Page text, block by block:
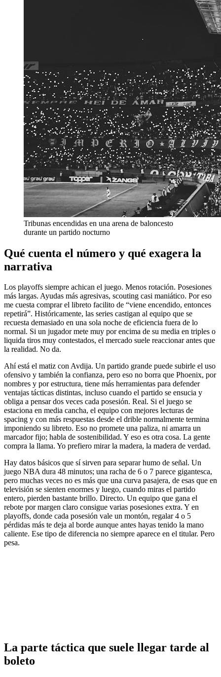
Tribunas encendidas en una arena de baloncesto
durante un partido nocturno
Qué cuenta el número y qué exagera la
narrativa
Los playoffs siempre achican el juego. Menos rotación. Posesiones
más largas. Ayudas más agresivas, scouting casi maniático. Por eso
me cuesta comprar el libreto facilito de “viene encendido, entonces
repetirá”. Históricamente, las series castigan al equipo que se
recuesta demasiado en una sola noche de eficiencia fuera de lo
normal. Si un jugador mete muy por encima de su media en triples o
liquida tiros muy contestados, el mercado suele reaccionar antes que
la realidad. No da.
Ahí está el matiz con Avdija. Un partido grande puede subirle el uso
ofensivo y también la confianza, pero eso no borra que Phoenix, por
nombres y por estructura, tiene más herramientas para defender
ventajas tácticas distintas, incluso cuando el partido se ensucia y
obliga a pensar dos veces cada posesión. Real. Si el juego se
estaciona en media cancha, el equipo con mejores lecturas de
spacing y con más respuestas desde el drible normalmente termina
imponiendo su libreto. Eso no promete una paliza, ni amarra un
marcador fijo; habla de sostenibilidad. Y eso es otra cosa. La gente
compra la llama. Yo prefiero mirar la madera, la madera de verdad.
Hay datos básicos que sí sirven para separar humo de señal. Un
juego NBA dura 48 minutos; una racha de 6 o 7 parece gigantesca,
pero muchas veces no es más que una curva pasajera, de esas que en
televisión se sienten enormes y luego, cuando miras el partido
entero, pierden bastante brillo. Directo. Un equipo que gana el
rebote por margen claro consigue varias posesiones extra. Y en
playoffs, donde cada posesión vale un montón, regalar 4 o 5
pérdidas más te deja al borde aunque antes hayas tenido la mano
caliente. Ese tipo de diferencia no siempre aparece en el titular. Pero
pesa.
La parte táctica que suele llegar tarde al
boleto